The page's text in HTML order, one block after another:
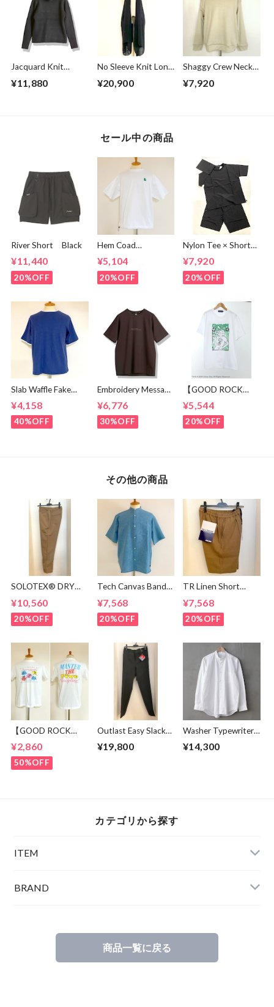
Jacquard Knit
Pullover Black
¥11,880
No Sleeve Knit Long
¥20,900
Shaggy Crew Neck
¥7,920
セール中の商品
River Short Black
¥11,440
20%OFF
Hem Coad
Embroidery T-
shirts White /
Green
¥5,104
20%OFF
Nylon Tee × Shorts
Set Up Black
¥7,920
20%OFF
Slab Waffle Fake
Cut & Sewn Navy
¥4,158
40%OFF
Embroidery Message
shirts Brown
¥6,776
30%OFF
【GOOD ROCK
DAY “Kerplunk!”
Front & Back
Graphic T-Shirt
¥5,544
20%OFF
その他の商品
SOLOTEX® DRY
Beige
¥10,560
20%OFF
Tech Canvas Band
Mint
¥7,568
20%OFF
TR Linen Short
¥7,568
20%OFF
【GOOD ROCK
87 | 24ORG002W
¥2,860
50%OFF
Outlast Easy Slacks
¥19,800
Washer Typewriter
Collar Shirt White
¥14,300
カテゴリから探す
ITEM
BRAND
商品一覧に戻る